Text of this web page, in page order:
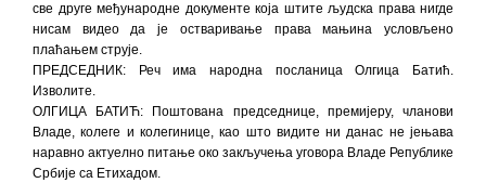
све друге међународне документе која штите људска права нигде
нисам видео да је остваривање права мањина условљено
плаћањем струје.
ПРЕДСЕДНИК: Реч има народна посланица Олгица Батић.
Изволите.
ОЛГИЦА БАТИЋ: Поштована председнице, премијеру, чланови
Владе, колеге и колегинице, као што видите ни данас не јењава
наравно актуелно питање око закључења уговора Владе Републике
Србије са Етихадом.